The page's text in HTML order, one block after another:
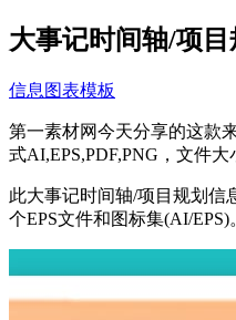
大事记时间轴/项
信息图表模板
第一素材网今天分享的这款
式AI,EPS,PDF,PNG，文件
此大事记时间轴/项目规划信
个EPS文件和图标集(AI/EPS)